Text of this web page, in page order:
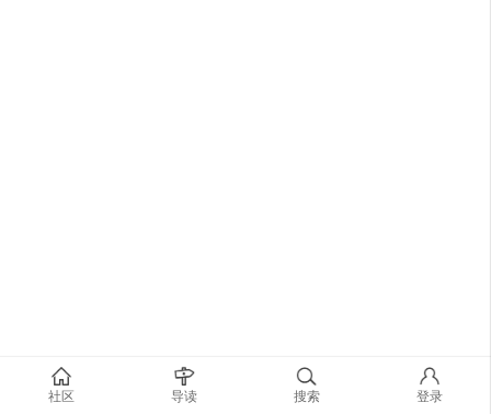
社区 导读 搜索 登录